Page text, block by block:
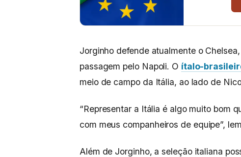
Jorginho defende atualmente o
passagem pelo Napoli. O ítalo-
meio de campo da Itália, ao lado de
“Representar a Itália é algo muito bom
com meus companheiros de equipe”,
Além de Jorginho, a seleção italiana